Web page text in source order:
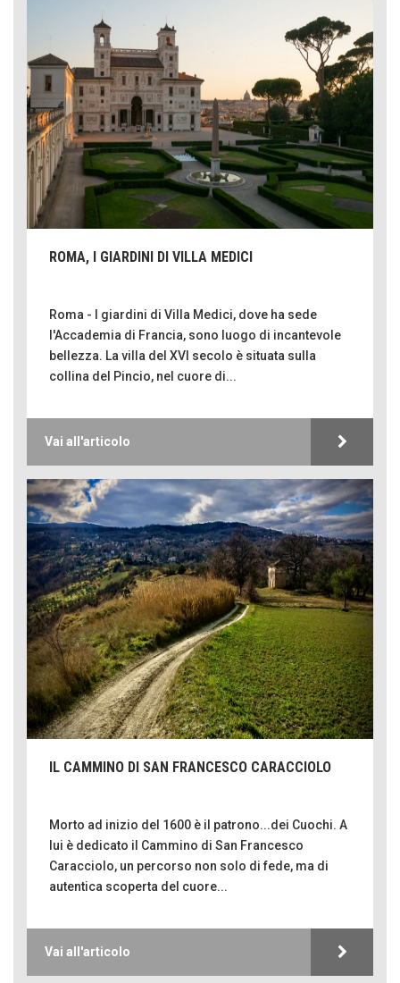
ROMA, I GIARDINI DI VILLA MEDICI
Roma - I giardini di Villa Medici, dove ha sede
l'Accademia di Francia, sono luogo di incantevole
bellezza. La villa del XVI secolo è situata sulla
collina del Pincio, nel cuore di...
Vai all'articolo
IL CAMMINO DI SAN FRANCESCO CARACCIOLO
Morto ad inizio del 1600 è il patrono...dei Cuochi. A
lui è dedicato il Cammino di San Francesco
Caracciolo, un percorso non solo di fede, ma di
autentica scoperta del cuore...
Vai all'articolo